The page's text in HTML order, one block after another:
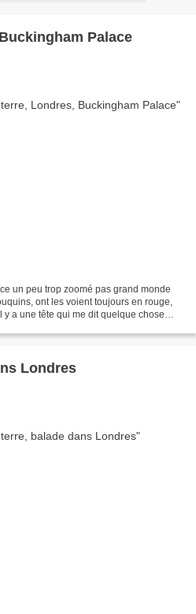
Buckingham Palace
un peu trop zoomé pas grand monde
ont les voient toujours en rouge,
a une tête qui me dit quelque chose
dans Londres